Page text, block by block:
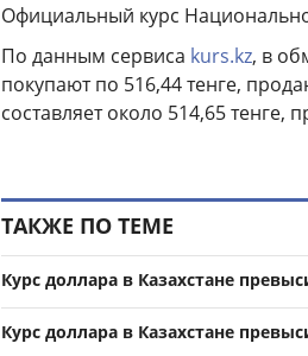
Официальный курс
По данным сервиса kurs.kz, в
покупают по 516,44 тенге,
составляет около 514,65 тенге,
ТАКЖЕ ПО ТЕМЕ
Курс доллара в Казахстане
Курс доллара в Казахстане